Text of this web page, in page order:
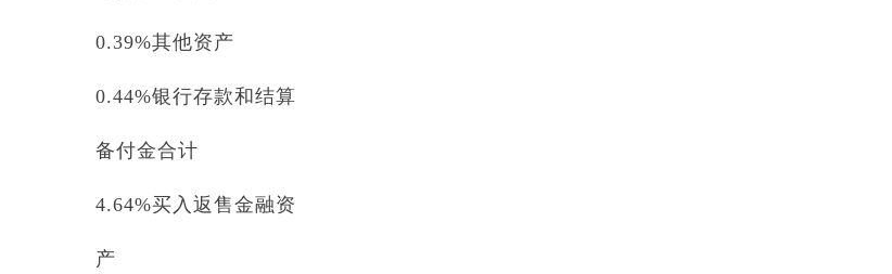
0.39%其他资产
0.44%银行存款和结算
备付金合计
4.64%买入返售金融资
产